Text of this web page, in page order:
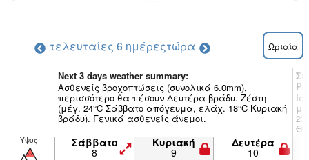
τελευταίες 6 ημέρεςτώρα Ωριαία
Next 3 days weather summary:
Ασθενείς βροχοπτώσεις (συνολικά 6.0mm),
περισσότερο θα πέσουν Δευτέρα βράδυ. Ζέστη
(μέγ. 24°C Σάββατο απόγευμα, ελάχ. 18°C Κυριακή
βράδυ). Γενικά ασθενείς άνεμοι.
Θα
Υψος Σάββατο
8
Κυριακή
9
Δευτέρα
10